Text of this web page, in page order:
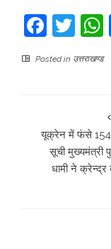
Posted in उत्तराखण्ड
यूक्रेन में फंसे 154
सूची मुख्यमंत्री
धामी ने क्रेन्द्र